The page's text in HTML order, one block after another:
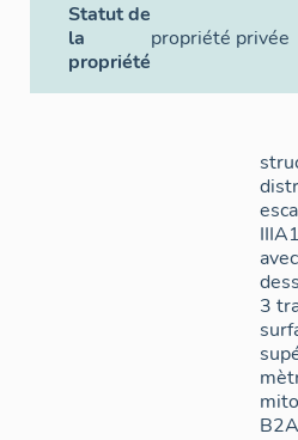
Statut de
la
propriété
propriété privée
3